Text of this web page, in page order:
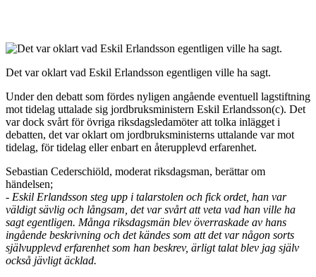
Det var oklart vad Eskil Erlandsson egentligen ville ha sagt.
Under den debatt som fördes nyligen angående eventuell lagstiftning
mot tidelag uttalade sig jordbruksministern Eskil Erlandsson(c). Det
var dock svårt för övriga riksdagsledamöter att tolka inlägget i
debatten, det var oklart om jordbruksministerns uttalande var mot
tidelag, för tidelag eller enbart en återupplevd erfarenhet.
Sebastian Cederschiöld, moderat riksdagsman, berättar om
händelsen;
- Eskil Erlandsson steg upp i talarstolen och fick ordet, han var
väldigt sävlig och långsam, det var svårt att veta vad han ville ha
sagt egentligen. Många riksdagsmän blev överraskade av hans
ingående beskrivning och det kändes som att det var någon sorts
självupplevd erfarenhet som han beskrev, ärligt talat blev jag själv
också jävligt äcklad.